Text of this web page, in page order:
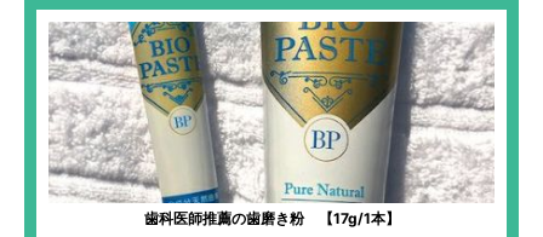
歯科医師推薦の歯磨き粉 【17g/1本】